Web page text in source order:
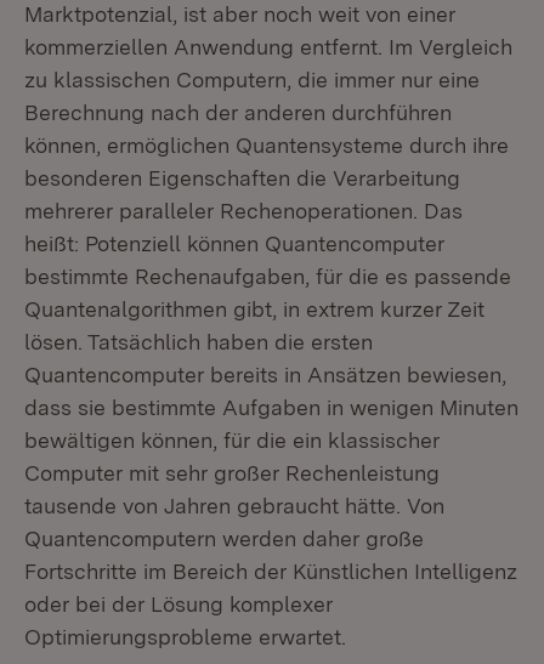
Marktpotenzial, ist aber noch weit von einer
kommerziellen Anwendung entfernt. Im Vergleich
zu klassischen Computern, die immer nur eine
Berechnung nach der anderen durchführen
können, ermöglichen Quantensysteme durch ihre
besonderen Eigenschaften die Verarbeitung
mehrerer paralleler Rechenoperationen. Das
heißt: Potenziell können Quantencomputer
bestimmte Rechenaufgaben, für die es passende
Quantenalgorithmen gibt, in extrem kurzer Zeit
lösen. Tatsächlich haben die ersten
Quantencomputer bereits in Ansätzen bewiesen,
dass sie bestimmte Aufgaben in wenigen Minuten
bewältigen können, für die ein klassischer
Computer mit sehr großer Rechenleistung
tausende von Jahren gebraucht hätte. Von
Quantencomputern werden daher große
Fortschritte im Bereich der Künstlichen Intelligenz
oder bei der Lösung komplexer
Optimierungsprobleme erwartet.